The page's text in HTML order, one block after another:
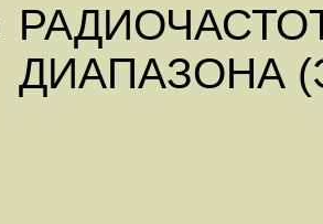
ДИАПАЗОНА